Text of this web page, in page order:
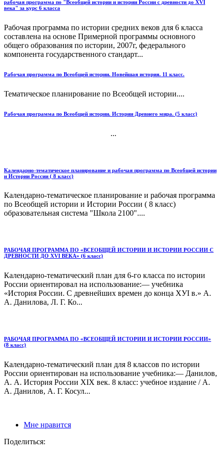
рабочая программа по "Всеобщей истории и истории России с древности до XVI
века" за курс 6 класса
Рабочая программа по истории средних веков для 6 класса
составлена на основе Примерной программы основного
общего образования по истории, 2007г, федерального
компонента государственного стандарт...
Рабочая программа по Всеобщей истории. Новейшая история. 11 класс.
Тематическое планирование по Всеобщей истории....
Рабочая программа по Всеобщей истории. Истории Древнего мира. (5 класс)
...
Календарно-тематическое планирование и рабочая программа по Всеобщей истории
и Истории России ( 8 класс)
Календарно-тематическое планирование и рабочая программа
по Всеобщей истории и Истории России ( 8 класс)
образовательная система "Школа 2100"....
РАБОЧАЯ ПРОГРАММА ПО «ВСЕОБЩЕЙ ИСТОРИИ И ИСТОРИИ РОССИИ С
ДРЕВНОСТИ ДО ХVI ВЕКА» (6 класс)
Календарно-тематический план для 6-го класса по истории
России ориентировал на использование:— учебника
«История России. С древнейших времен до конца ХУI в.» А.
А. Данилова, Л. Г. Ко...
РАБОЧАЯ ПРОГРАММА ПО «ВСЕОБЩЕЙ ИСТОРИИ И ИСТОРИИ РОССИИ»
(8 класс)
Календарно-тематический план для 8 классов по истории
России ориентирован на использование учебника:— Данилов,
А. А. История России ХIХ век. 8 класс: учебное издание / А.
А. Данилов, А. Г. Косул...
Мне нравится
Поделиться: